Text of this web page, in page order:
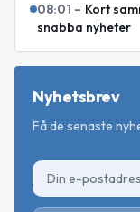
08:01 – Kort
snabba nyheter
Nyhetsbrev
Få de senaste